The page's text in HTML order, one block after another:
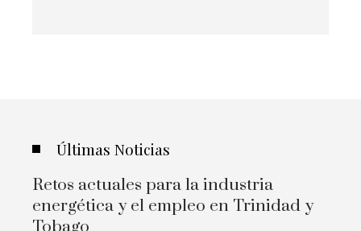
Últimas Noticias
Retos actuales para la industria
energética y el empleo en Trinidad y